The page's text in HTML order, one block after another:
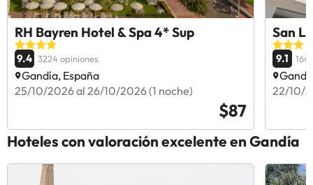
RH Bayren Hotel & Spa 4* Sup
9.4 3224 opiniones
Gandía, España
25/10/2026 al 26/10/2026 (1 noche)
$87
San
9.1
22/10/
Hoteles con valoración excelente en Gandía